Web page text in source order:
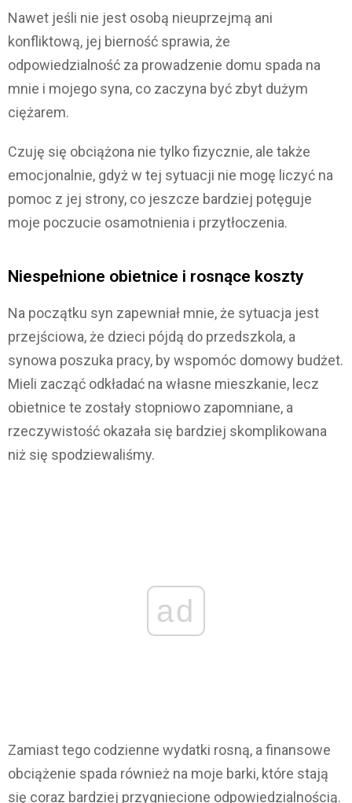
Nawet jeśli nie jest osobą nieuprzejmą ani
konfliktową, jej bierność sprawia, że
odpowiedzialność za prowadzenie domu spada na
mnie i mojego syna, co zaczyna być zbyt dużym
ciężarem.
Czuję się obciążona nie tylko fizycznie, ale także
emocjonalnie, gdyż w tej sytuacji nie mogę liczyć na
pomoc z jej strony, co jeszcze bardziej potęguje
moje poczucie osamotnienia i przytłoczenia.
Niespełnione obietnice i rosnące koszty
Na początku syn zapewniał mnie, że sytuacja jest
przejściowa, że dzieci pójdą do przedszkola, a
synowa poszuka pracy, by wspomóc domowy budżet.
Mieli zacząć odkładać na własne mieszkanie, lecz
obietnice te zostały stopniowo zapomniane, a
rzeczywistość okazała się bardziej skomplikowana
niż się spodziewaliśmy.
ad
Zamiast tego codzienne wydatki rosną, a finansowe
obciążenie spada również na moje barki, które stają
się coraz bardziej przygniecione odpowiedzialnością.